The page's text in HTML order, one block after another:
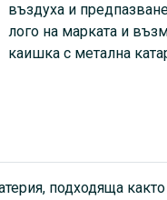
въздуха и
лого на марката и
каишка с метална
подходяща